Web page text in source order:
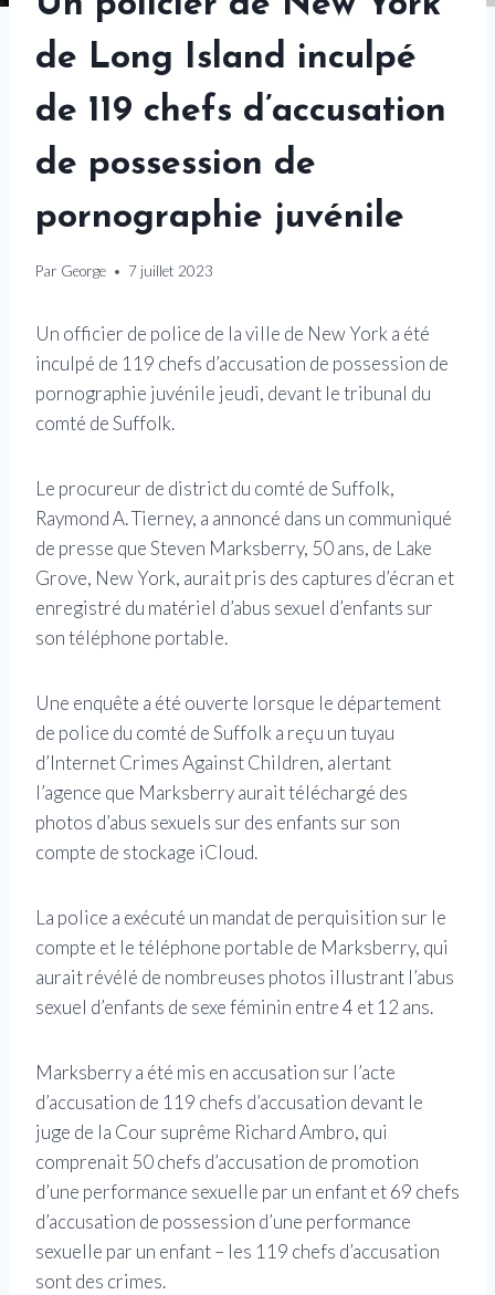
de Long Island inculpé
de 119 chefs d’accusation
de possession de
pornographie juvénile
Par George 7 juillet 2023
Un officier de police de la ville de New York a été
inculpé de 119 chefs d’accusation de possession de
pornographie juvénile jeudi, devant le tribunal du
comté de Suffolk.
Le procureur de district du comté de Suffolk,
Raymond A. Tierney, a annoncé dans un communiqué
de presse que Steven Marksberry, 50 ans, de Lake
Grove, New York, aurait pris des captures d’écran et
enregistré du matériel d’abus sexuel d’enfants sur
son téléphone portable.
Une enquête a été ouverte lorsque le département
de police du comté de Suffolk a reçu un tuyau
d’Internet Crimes Against Children, alertant
l’agence que Marksberry aurait téléchargé des
photos d’abus sexuels sur des enfants sur son
compte de stockage iCloud.
La police a exécuté un mandat de perquisition sur le
compte et le téléphone portable de Marksberry, qui
aurait révélé de nombreuses photos illustrant l’abus
sexuel d’enfants de sexe féminin entre 4 et 12 ans.
Marksberry a été mis en accusation sur l’acte
d’accusation de 119 chefs d’accusation devant le
juge de la Cour suprême Richard Ambro, qui
comprenait 50 chefs d’accusation de promotion
d’une performance sexuelle par un enfant et 69 chefs
d’accusation de possession d’une performance
sexuelle par un enfant – les 119 chefs d’accusation
sont des crimes.